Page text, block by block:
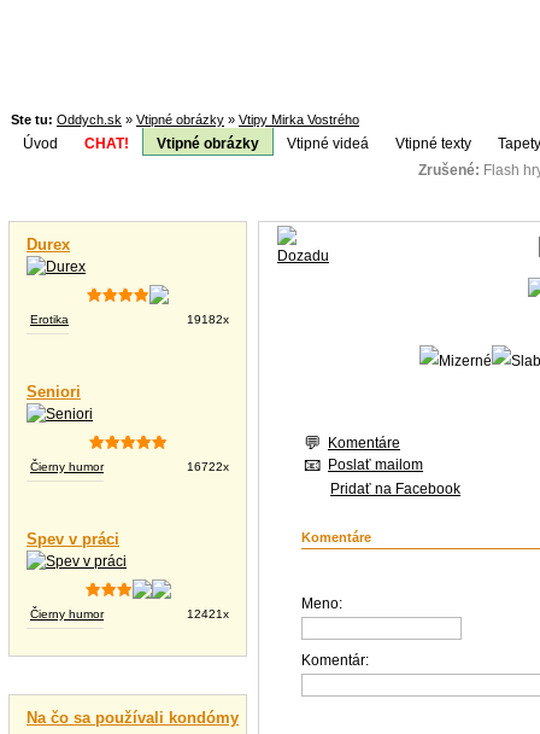
Ste tu: Oddych.sk » Vtipné obrázky » Vtipy Mirka Vostrého
Úvod CHAT! Vtipné obrázky Vtipné videá Vtipné texty
Zrušené: Flash
Durex
Erotika 19182x
Seniori
Čierny humor 16722x
Spev v práci
Čierny humor 12421x
Na čo sa používali kondómy
Komentáre
Poslať mailom
Pridať na Facebook
Komentáre
Meno:
Komentár: